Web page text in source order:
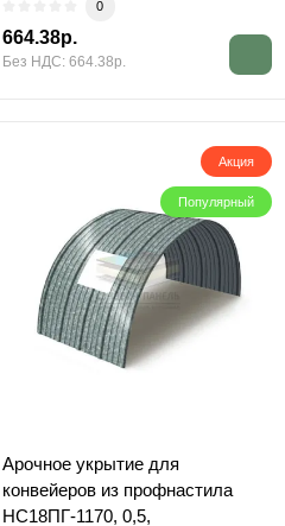
0
664.38р.
Без НДС: 664.38р.
Акция
Популярный
Арочное укрытие для
конвейеров из профнастила
НС18ПГ-1170, 0,5,